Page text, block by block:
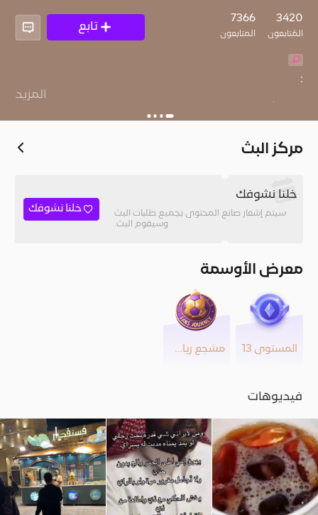
3420
المُتابعون
7366
المتابعون
تابع
‏ومن يزرع الطيب ما خابت محاصيله .🫡
المزيد
مركز البث
خلنا نشوفك
سيتم إشعار صانع المحتوى بجميع طلبات البث
وسيقوم البث.
خلنا نشوفك
معرض الأوسمة
المستوى 13 مشجع رياضي
فيديوهات